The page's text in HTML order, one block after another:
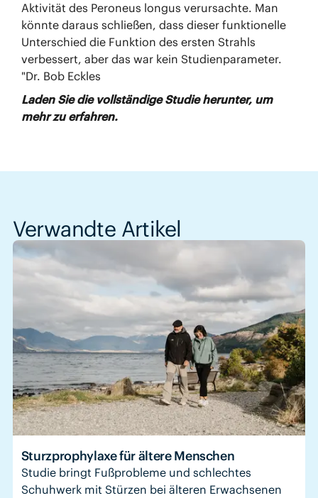
Aktivität des Peroneus longus verursachte. Man
könnte daraus schließen, dass dieser funktionelle
Unterschied die Funktion des ersten Strahls
verbessert, aber das war kein Studienparameter.
"Dr. Bob Eckles
Laden Sie die vollständige Studie herunter, um
mehr zu erfahren.
Verwandte Artikel
Sturzprophylaxe für ältere Menschen
Studie bringt Fußprobleme und schlechtes
Schuhwerk mit Stürzen bei älteren Erwachsenen